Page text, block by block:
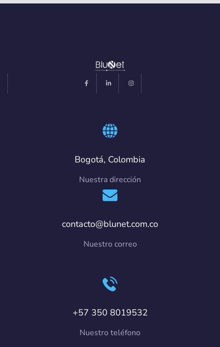
Bogotá, Colombia
Nuestra dirección
contacto@blunet.com.co
Nuestro correo
+57 350 8019532
Nuestro teléfono